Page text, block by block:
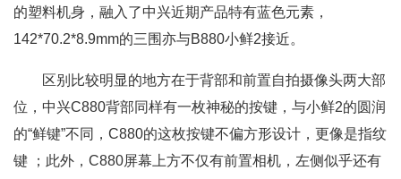
的塑料机身，融入了中兴近期产品特有蓝色元素，
142*70.2*8.9mm的三围亦与B880小鲜2接近。
区别比较明显的地方在于背部和前置自拍摄像头两大部
位，中兴C880背部同样有一枚神秘的按键，与小鲜2的圆润
的“鲜键”不同，C880的这枚按键不偏方形设计，更像是指纹
键 ；此外，C880屏幕上方不仅有前置相机，左侧似乎还有